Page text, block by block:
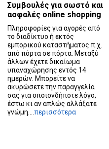
Συμβουλές για σωστό και
ασφαλές online shopping
Πληροφορίες για αγορές από
το διαδίκτυο ή εκτός
εμπορικού καταστήματος π.χ.
από πόρτα σε πόρτα. Μεταξύ
άλλων έχετε δικαίωμα
υπαναχώρησης εντός 14
ημερών. Μπορείτε να
ακυρώσετε την παραγγελία
σας για οποιονδήποτε λόγο,
έστω κι αν απλώς αλλάξατε
γνώμη.... περισσότερα